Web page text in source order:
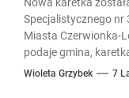
Specjalistycznego nr
Miasta Czerwionka-
podaje gmina,
Wioleta Grzybek 7